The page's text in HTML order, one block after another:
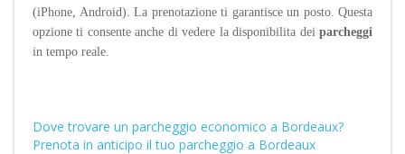
(iPhone, Android). La prenotazione ti garantisce un posto. Questa
opzione ti consente anche di vedere la disponibilita dei parcheggi
in tempo reale.
Dove trovare un parcheggio economico a Bordeaux?
Prenota in anticipo il tuo parcheggio a Bordeaux